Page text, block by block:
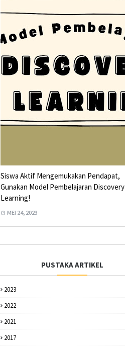
Siswa Aktif Mengemukakan Pendapat,
Gunakan Model Pembelajaran Discovery
Learning!
MEI 24, 2023
PUSTAKA ARTIKEL
2023
2022
2021
2017